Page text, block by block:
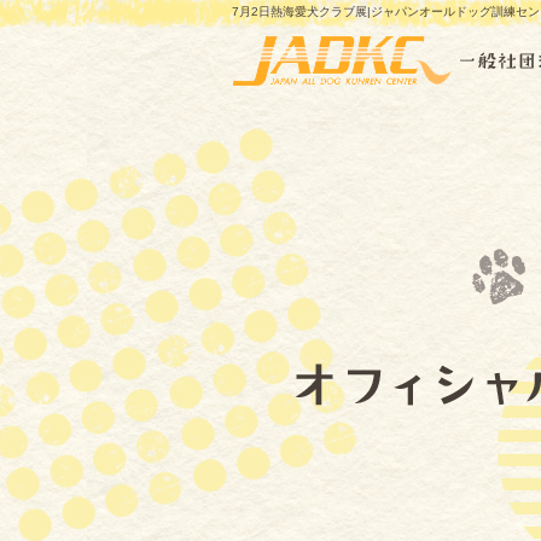
7月2日熱海愛犬クラブ展|ジャパンオールドッグ訓練セ